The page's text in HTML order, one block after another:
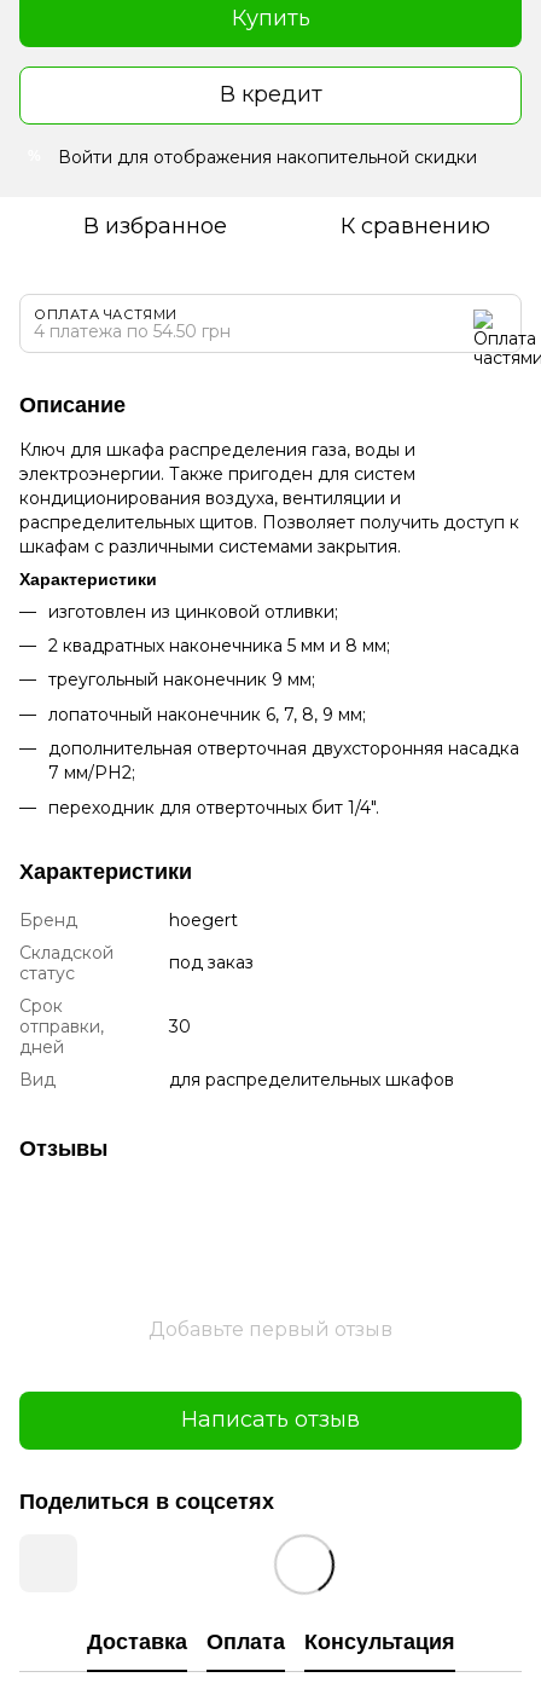
Купить
В кредит
Войти для отображения накопительной скидки
В избранное К сравнению
ОПЛАТА ЧАСТЯМИ
4 платежа по 54.50 грн
Описание
Ключ для шкафа распределения газа, воды и
электроэнергии. Также пригоден для систем
кондиционирования воздуха, вентиляции и
распределительных щитов. Позволяет получить доступ к
шкафам с различными системами закрытия.
Характеристики
изготовлен из цинковой отливки;
2 квадратных наконечника 5 мм и 8 мм;
треугольный наконечник 9 мм;
лопаточный наконечник 6, 7, 8, 9 мм;
дополнительная отверточная двухсторонняя насадка
7 мм/PH2;
переходник для отверточных бит 1/4".
Характеристики
Бренд
hoegert
Складской
статус
под заказ
Срок
отправки,
дней
30
Вид для распределительных шкафов
Отзывы
Добавьте первый отзыв
Написать отзыв
Поделиться в соцсетях
Доставка Оплата Консультация